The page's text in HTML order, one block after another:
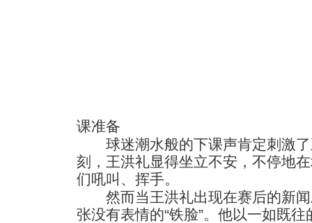
课准备
球迷潮水般的下课声肯定刺激了
刻，王洪礼显得坐立不安，不停地
们吼叫、挥手。
然而当王洪礼出现在赛后的新闻
张没有表情的“铁脸”。他以一如既